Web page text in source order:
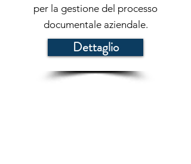
per la gestione del processo
documentale aziendale.
Dettaglio